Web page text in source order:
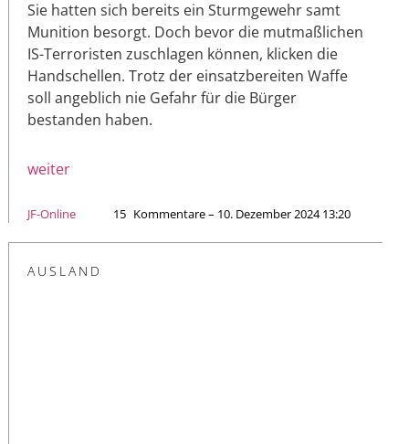
Sie hatten sich bereits ein Sturmgewehr samt
Munition besorgt. Doch bevor die mutmaßlichen
IS-Terroristen zuschlagen können, klicken die
Handschellen. Trotz der einsatzbereiten Waffe
soll angeblich nie Gefahr für die Bürger
bestanden haben.
weiter
JF-Online 15 Kommentare – 10. Dezember 2024 13:20
AUSLAND